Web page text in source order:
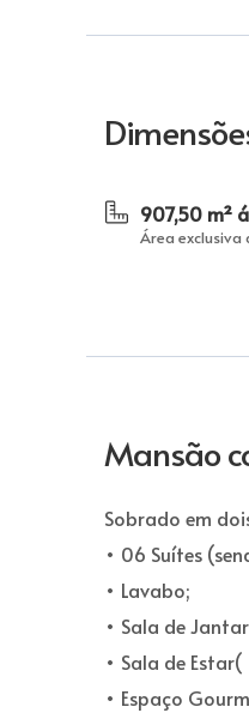
907,50 m²
Área exclusiva
Mansão
Sobrado em
• 06 Suítes
• Lavabo;
• Sala de
• Sala de Estar(
• Espaço